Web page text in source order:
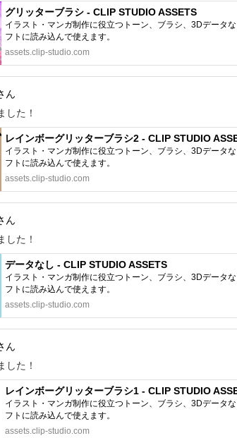
グリッターブラシ - CLIP STUDIO ASSETS
イラスト・マンガ制作に役立つトーン、ブラシ、3Dデータ
フトに読み込んで使えます。
assets.clip-studio.com
ん
した！
レインボーグリッターブラシ2 - CLIP STUDIO
イラスト・マンガ制作に役立つトーン、ブラシ、3Dデータ
フトに読み込んで使えます。
assets.clip-studio.com
ん
した！
データなし - CLIP STUDIO ASSETS
イラスト・マンガ制作に役立つトーン、ブラシ、3Dデータ
フトに読み込んで使えます。
assets.clip-studio.com
ん
した！
レインボーグリッターブラシ1 - CLIP STUDIO
イラスト・マンガ制作に役立つトーン、ブラシ、3Dデータ
フトに読み込んで使えます。
assets.clip-studio.com